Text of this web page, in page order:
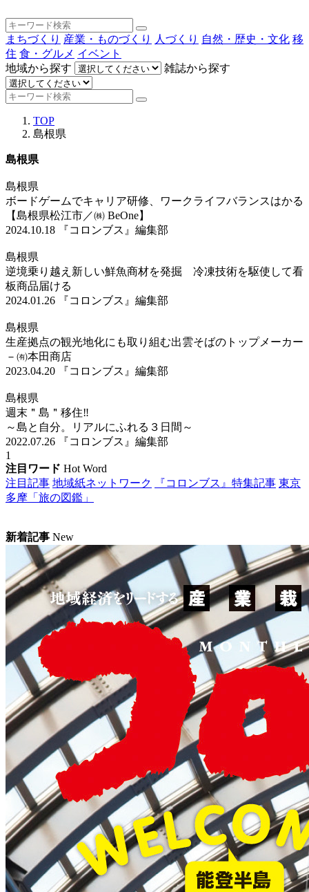
まちづくり 産業・ものづくり 人づくり 自然・歴史・文化 移
住 食・グルメ イベント
地域から探す
雑誌から探す
TOP
島根県
島根県
島根県
ボードゲームでキャリア研修、ワークライフバランスはかる
【島根県松江市／㈱ BeOne】
2024.10.18
『コロンブス』編集部
島根県
逆境乗り越え新しい鮮魚商材を発掘 冷凍技術を駆使して看
板商品届ける
2024.01.26
『コロンブス』編集部
島根県
生産拠点の観光地化にも取り組む出雲そばのトップメーカー
－㈲本田商店
2023.04.20
『コロンブス』編集部
島根県
週末＂島＂移住‼
～島と自分。リアルにふれる３日間～
2022.07.26
『コロンブス』編集部
1
注目ワード Hot Word
注目記事 地域紙ネットワーク 『コロンブス』特集記事 東京
多摩「旅の図鑑」
新着記事 New